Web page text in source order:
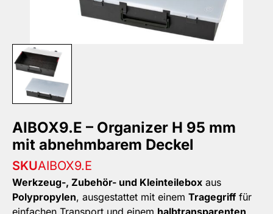
AIBOX9.E – Organizer H 95 mm
mit abnehmbarem Deckel
SKUAIBOX9.E
Werkzeug-, Zubehör- und Kleinteilebox aus
Polypropylen, ausgestattet mit einem Tragegrifffür